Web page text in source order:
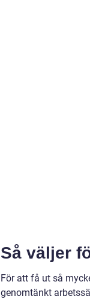
Så väljer
För att få ut så
genomtänkt